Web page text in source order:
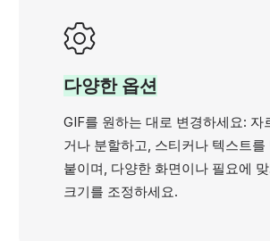
다양한 옵션
GIF를 원하는 대로 변경하세요: 자
거나 분할하고, 스티커나 텍스트를
붙이며, 다양한 화면이나 필요에
크기를 조정하세요.